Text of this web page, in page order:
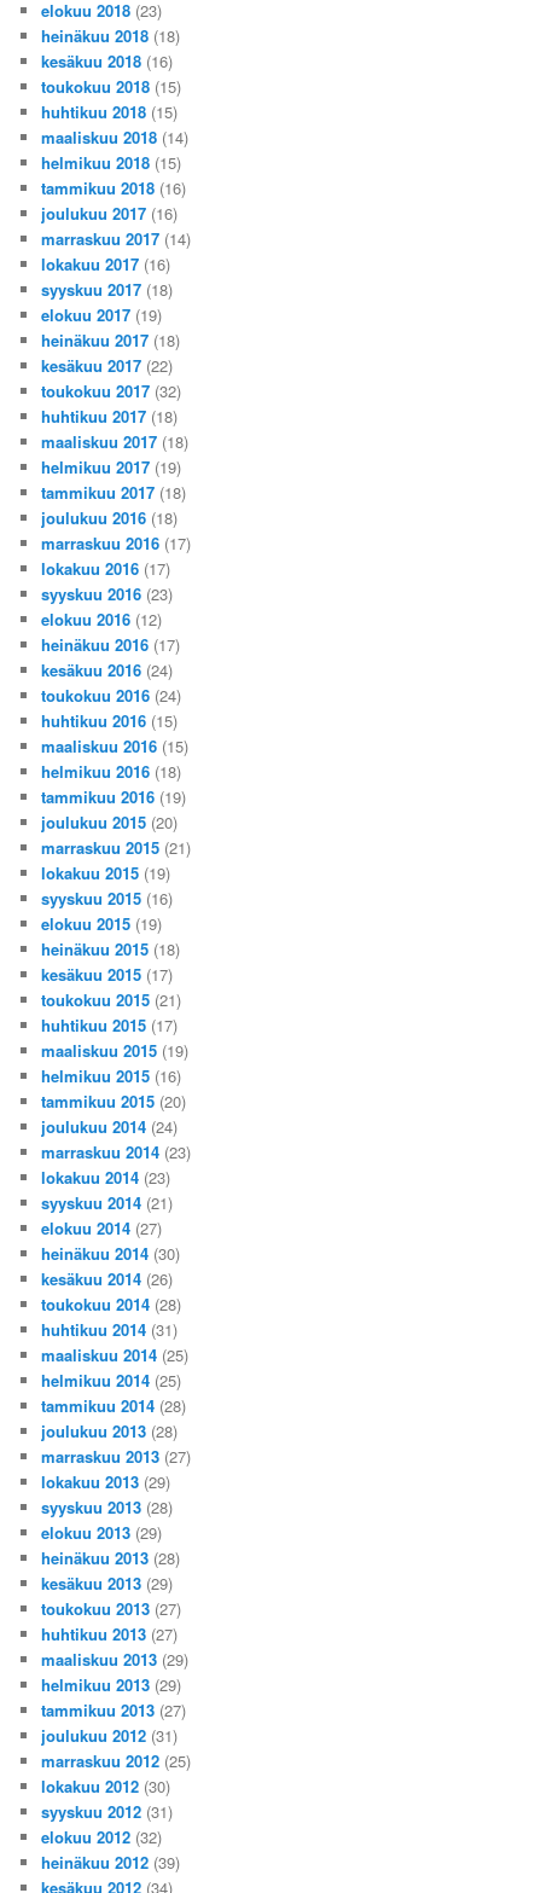
elokuu 2018 (23)
heinäkuu 2018 (18)
kesäkuu 2018 (16)
toukokuu 2018 (15)
huhtikuu 2018 (15)
maaliskuu 2018 (14)
helmikuu 2018 (15)
tammikuu 2018 (16)
joulukuu 2017 (16)
marraskuu 2017 (14)
lokakuu 2017 (16)
syyskuu 2017 (18)
elokuu 2017 (19)
heinäkuu 2017 (18)
kesäkuu 2017 (22)
toukokuu 2017 (32)
huhtikuu 2017 (18)
maaliskuu 2017 (18)
helmikuu 2017 (19)
tammikuu 2017 (18)
joulukuu 2016 (18)
marraskuu 2016 (17)
lokakuu 2016 (17)
syyskuu 2016 (23)
elokuu 2016 (12)
heinäkuu 2016 (17)
kesäkuu 2016 (24)
toukokuu 2016 (24)
huhtikuu 2016 (15)
maaliskuu 2016 (15)
helmikuu 2016 (18)
tammikuu 2016 (19)
joulukuu 2015 (20)
marraskuu 2015 (21)
lokakuu 2015 (19)
syyskuu 2015 (16)
elokuu 2015 (19)
heinäkuu 2015 (18)
kesäkuu 2015 (17)
toukokuu 2015 (21)
huhtikuu 2015 (17)
maaliskuu 2015 (19)
helmikuu 2015 (16)
tammikuu 2015 (20)
joulukuu 2014 (24)
marraskuu 2014 (23)
lokakuu 2014 (23)
syyskuu 2014 (21)
elokuu 2014 (27)
heinäkuu 2014 (30)
kesäkuu 2014 (26)
toukokuu 2014 (28)
huhtikuu 2014 (31)
maaliskuu 2014 (25)
helmikuu 2014 (25)
tammikuu 2014 (28)
joulukuu 2013 (28)
marraskuu 2013 (27)
lokakuu 2013 (29)
syyskuu 2013 (28)
elokuu 2013 (29)
heinäkuu 2013 (28)
kesäkuu 2013 (29)
toukokuu 2013 (27)
huhtikuu 2013 (27)
maaliskuu 2013 (29)
helmikuu 2013 (29)
tammikuu 2013 (27)
joulukuu 2012 (31)
marraskuu 2012 (25)
lokakuu 2012 (30)
syyskuu 2012 (31)
elokuu 2012 (32)
heinäkuu 2012 (39)
kesäkuu 2012 (34)